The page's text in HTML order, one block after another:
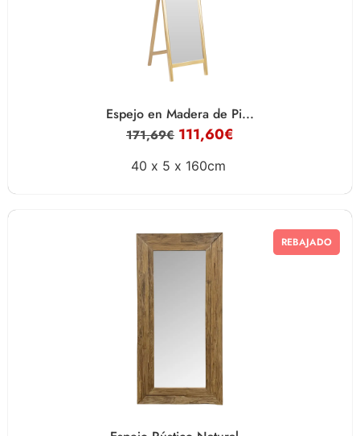
Espejo en Madera de Pi...
171,69€ 111,60€
40 x 5 x 160cm
REBAJADO